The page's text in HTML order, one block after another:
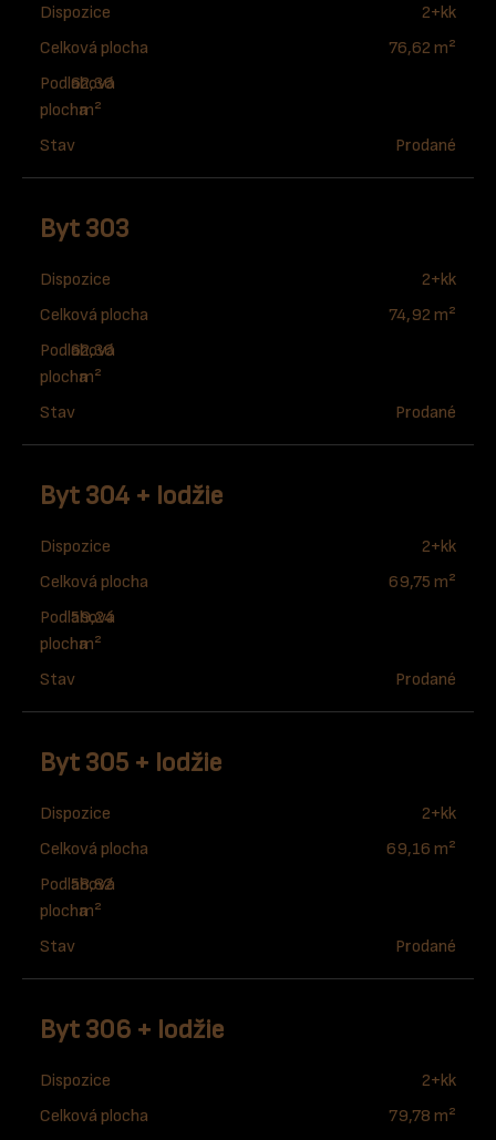
Dispozice
2+kk
Celková plocha
76,62 m²
Podlahová
plocha
62,36
m²
Stav
Prodané
Byt 303
Dispozice
2+kk
Celková plocha
74,92 m²
Podlahová
plocha
62,36
m²
Stav
Prodané
Byt 304 + lodžie
Dispozice
2+kk
Celková plocha
69,75 m²
Podlahová
plocha
59,24
m²
Stav
Prodané
Byt 305 + lodžie
Dispozice
2+kk
Celková plocha
69,16 m²
Podlahová
plocha
58,82
m²
Stav
Prodané
Byt 306 + lodžie
Dispozice
2+kk
Celková plocha
79,78 m²